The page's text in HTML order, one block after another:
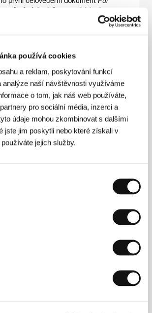
používá cookies
a reklam, poskytování funkcí
analýze naší návštěvnosti využíváme
o tom, jak náš web používáte,
pro sociální média, inzerci a
údaje mohou zkombinovat s dalšími
jste jim poskytli nebo které získali v
jejich služby.
v němž ukázal, že v zemi, která se
jeví jako zaostalá, je dost místa pro
práci přinášející uspokojení i pro radost
se také objevil v roli kameramana
na seriáluKancelář Blaník) a chystá
film.
filmových klubů
989